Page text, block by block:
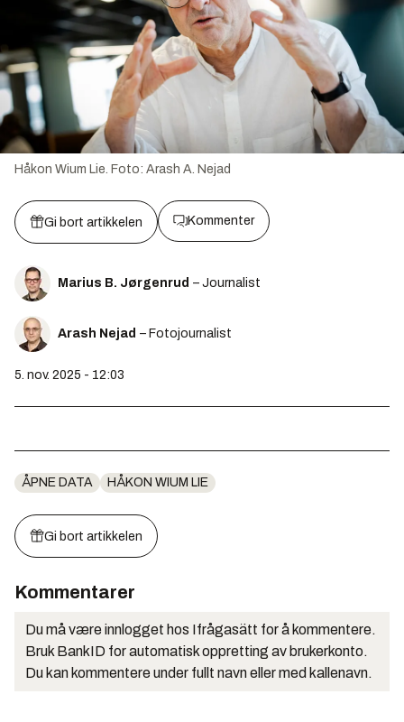
Håkon Wium Lie. Foto: Arash A. Nejad
Gi bort artikkelen Kommenter
Marius B. Jørgenrud – Journalist
Arash Nejad – Fotojournalist
5. nov. 2025 - 12:03
ÅPNE DATA HÅKON WIUM LIE
Gi bort artikkelen
Kommentarer
Du må være innlogget hos Ifrågasätt for å kommentere.
Bruk BankID for automatisk oppretting av brukerkonto.
Du kan kommentere under fullt navn eller med kallenavn.